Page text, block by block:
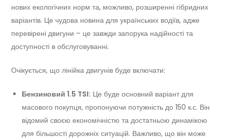
нових екологічних норм та, можливо, розширенні гібридних
варіантів. Це чудова новина для українських водіїв, адже
перевірені двигуни – це завжди запорука надійності та
доступності в обслуговуванні.
Очікується, що лінійка двигунів буде включати:
Бензиновий 1.5 TSI: Це буде основний варіант для
масового покупця, пропонуючи потужність до 150 к.с. Він
відомий своєю економічністю та достатньою динамікою
для більшості дорожніх ситуацій. Важливо, що він може